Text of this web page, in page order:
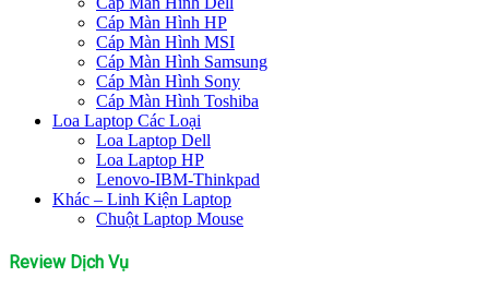
Cáp Màn Hình HP
Cáp Màn Hình MSI
Cáp Màn Hình Samsung
Cáp Màn Hình Sony
Cáp Màn Hình Toshiba
Loa Laptop Các Loại
Loa Laptop Dell
Loa Laptop HP
Lenovo-IBM-Thinkpad
Khác – Linh Kiện Laptop
Chuột Laptop Mouse
Review Dịch Vụ